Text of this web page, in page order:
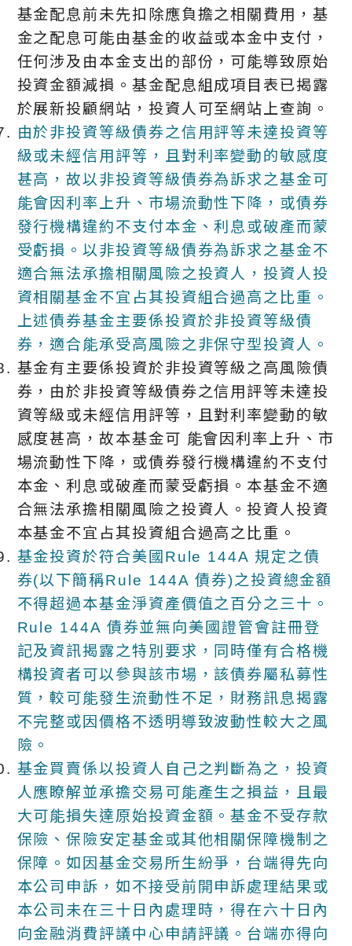
基金配息前未先扣除應負擔之相關費用，基
金之配息可能由基金的收益或本金中支付，
任何涉及由本金支出的部份，可能導致原始
投資金額減損。基金配息組成項目表已揭露
於展新投顧網站，投資人可至網站上查詢。
由於非投資等級債券之信用評等未達投資等
級或未經信用評等，且對利率變動的敏感度
甚高，故以非投資等級債券為訴求之基金可
能會因利率上升、市場流動性下降，或債券
發行機構違約不支付本金、利息或破產而蒙
受虧損。以非投資等級債券為訴求之基金不
適合無法承擔相關風險之投資人，投資人投
資相關基金不宜占其投資組合過高之比重。
上述債券基金主要係投資於非投資等級債
券，適合能承受高風險之非保守型投資人。
基金有主要係投資於非投資等級之高風險債
券，由於非投資等級債券之信用評等未達投
資等級或未經信用評等，且對利率變動的敏
感度甚高，故本基金可 能會因利率上升、市
場流動性下降，或債券發行機構違約不支付
本金、利息或破產而蒙受虧損。本基金不適
合無法承擔相關風險之投資人。投資人投資
本基金不宜占其投資組合過高之比重。
基金投資於符合美國Rule 144A 規定之債
券(以下簡稱Rule 144A 債券)之投資總金額
不得超過本基金淨資產價值之百分之三十。
Rule 144A 債券並無向美國證管會註冊登
記及資訊揭露之特別要求，同時僅有合格機
構投資者可以參與該市場，該債券屬私募性
質，較可能發生流動性不足，財務訊息揭露
不完整或因價格不透明導致波動性較大之風
險。
基金買賣係以投資人自己之判斷為之，投資
人應瞭解並承擔交易可能產生之損益，且最
大可能損失達原始投資金額。基金不受存款
保險、保險安定基金或其他相關保障機制之
保障。如因基金交易所生紛爭，台端得先向
本公司申訴，如不接受前開申訴處理結果或
本公司未在三十日內處理時，得在六十日內
向金融消費評議中心申請評議。台端亦得向